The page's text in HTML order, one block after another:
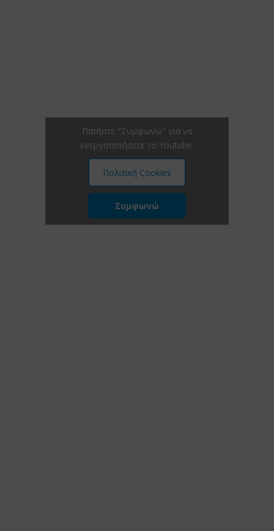
Πατήστε "Συμφωνώ" για να
ενεργοποιήσετε το Youtube
Πολιτική Cookies
Συμφωνώ